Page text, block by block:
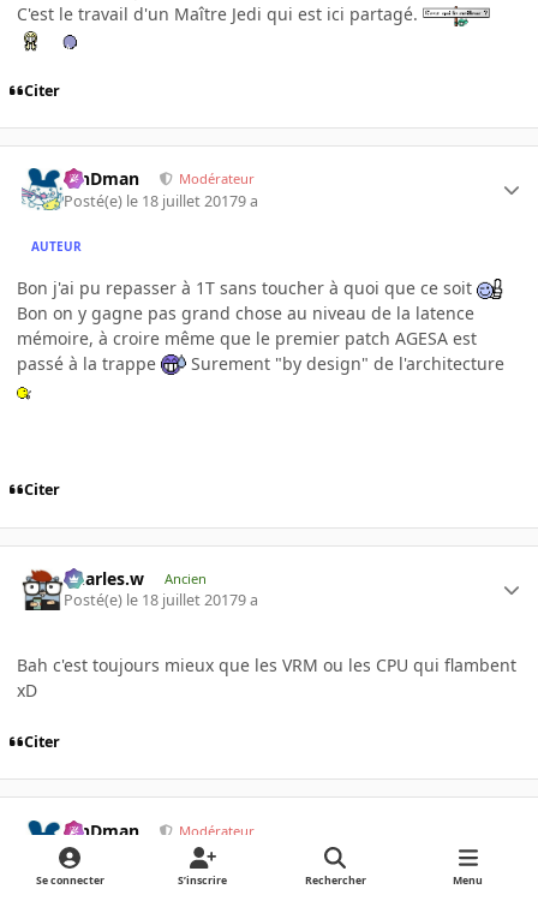
C'est le travail d'un Maître Jedi qui est ici partagé.
Citer
RinDman Modérateur
Posté(e) le 18 juillet 20179 a
AUTEUR
Bon j'ai pu repasser à 1T sans toucher à quoi que ce soit
Bon on y gagne pas grand chose au niveau de la latence
mémoire, à croire même que le premier patch AGESA est
passé à la trappe
Surement "by design" de l'architecture
Citer
Charles.w Ancien
Posté(e) le 18 juillet 20179 a
Bah c'est toujours mieux que les VRM ou les CPU qui flambent
xD
Citer
RinDman Modérateur
Posté(e) le 18 juillet 2017
Se connecter S’inscrire Rechercher Menu